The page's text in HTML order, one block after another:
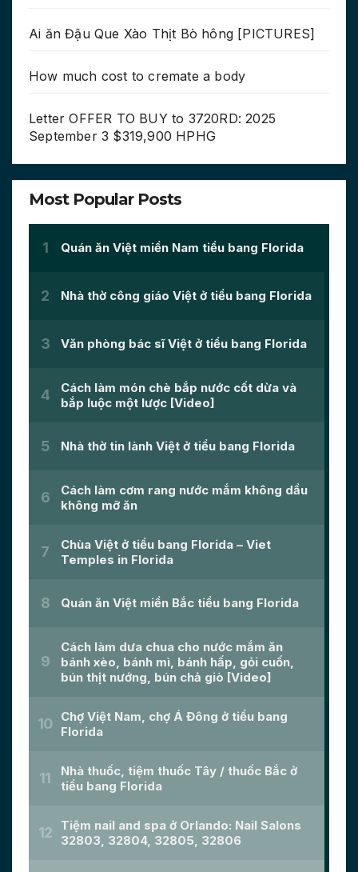
Ai ăn Đậu Que Xào Thịt Bò hông [PICTURES]
How much cost to cremate a body
Letter OFFER TO BUY to 3720RD: 2025
September 3 $319,900 HPHG
Most Popular Posts